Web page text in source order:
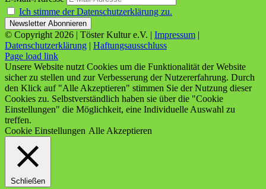
Ich stimme der Datenschutzerklärung zu.
© Copyright 2026 | Töster Kultur e.V. | Impressum |
Datenschutzerklärung | Haftungsausschluss
Facebook
X
Instagram
YouTube
Page load link
Unsere Website nutzt Cookies um die Funktionalität der Website
sicher zu stellen und zur Verbesserung der Nutzererfahrung. Durch
den Klick auf "Alle Akzeptieren" stimmen Sie der Nutzung dieser
Cookies zu. Selbstverständlich haben sie über die "Cookie
Einstellungen" die Möglichkeit, eine Individuelle Auswahl zu
treffen.
Cookie Einstellungen Alle Akzeptieren
Schließen